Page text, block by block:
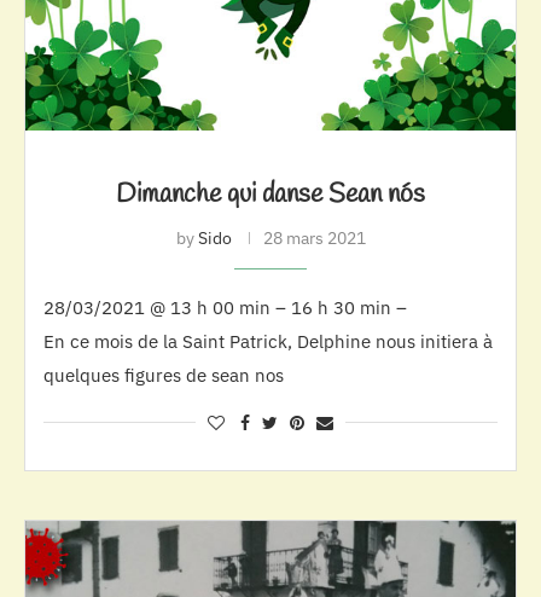
Dimanche qui danse Sean nós
bySido 28 mars 2021
28/03/2021 @ 13 h 00 min – 16 h 30 min –
En ce mois de la Saint Patrick, Delphine nous initiera à
quelques figures de sean nos